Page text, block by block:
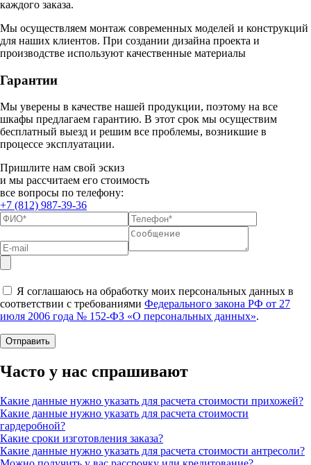
каждого заказа.
Мы осуществляем монтаж современных моделей и конструкций
для наших клиентов. При создании дизайна проекта и
производстве используют качественные материалы
Гарантии
Мы уверены в качестве нашей продукции, поэтому на все
шкафы предлагаем гарантию. В этот срок мы осуществим
бесплатный выезд и решим все проблемы, возникшие в
процессе эксплуатации.
Пришлите нам свой эскиз
и мы рассчитаем его стоимость
все вопросы по телефону:
+7 (812) 987-39-36
Я соглашаюсь на обработку моих персональных данных в
соответствии с требованиями Федерального закона РФ от 27
июля 2006 года № 152-ФЗ «О персональных данных».
Часто у нас спрашивают
Какие данные нужно указать для расчета стоимости прихожей?
Какие данные нужно указать для расчета стоимости
гардеробной?
Какие сроки изготовления заказа?
Какие данные нужно указать для расчета стоимости антресоли?